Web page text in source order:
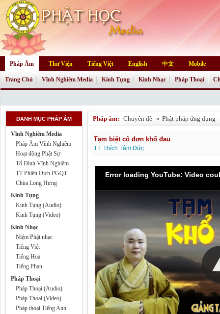
Pháp Âm Thư Viện Tiếng Việt English 中文 Mobile
Trang Chủ Vĩnh Nghiêm Media Kinh Tụng Kinh Nhạc Pháp Thoại
DANH MỤC PHÁP ÂM
Vĩnh Nghiêm Media
Pháp Âm Vĩnh Nghiêm
Hoạt động Phật Sự
Tổ Đình Vĩnh Nghiêm
TT Phiên Dịch PGQT
Chùa Long Hưng
Kinh Tụng
Kinh Tụng (Audio)
Kinh Tụng (Video)
Kinh Nhạc
Niệm Phật nhạc
Tiêng Việt
Tiếng Hoa
Tiếng Phạn
Pháp Thoại
Pháp Thoại (Audio)
Pháp Thoại (Video)
Pháp thoại Tiếng Anh
Pháp âm: Chuyên đề » Phật pháp ứng dụng
Tạm biệt cô đơn khổ đau
TT. Thích Tâm Đức
Error loading YouTube: Video